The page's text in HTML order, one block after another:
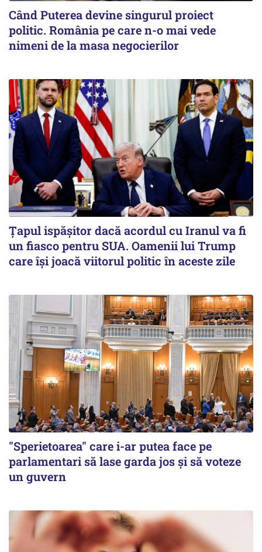
Când Puterea devine singurul proiect
politic. România pe care n-o mai vede
nimeni de la masa negocierilor
Țapul ispășitor dacă acordul cu Iranul va fi
un fiasco pentru SUA. Oamenii lui Trump
care își joacă viitorul politic în aceste zile
"Sperietoarea" care i-ar putea face pe
parlamentari să lase garda jos și să voteze
un guvern